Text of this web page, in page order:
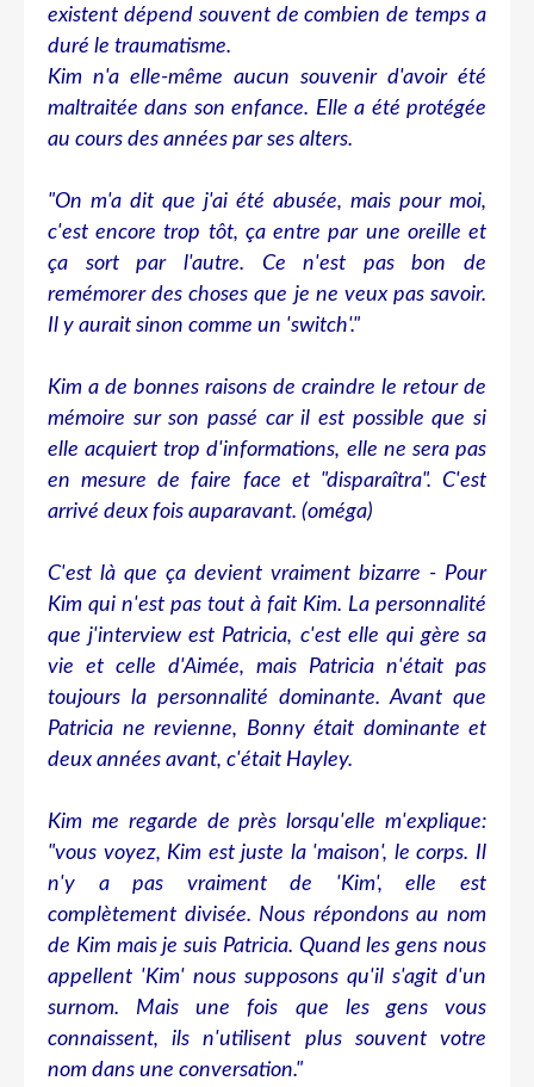
existent dépend souvent de combien de temps a
duré le traumatisme.
Kim n'a elle-même aucun souvenir d'avoir été
maltraitée dans son enfance. Elle a été protégée
au cours des années par ses alters.
"On m'a dit que j'ai été abusée, mais pour moi,
c'est encore trop tôt, ça entre par une oreille et
ça sort par l'autre. Ce n'est pas bon de
remémorer des choses que je ne veux pas savoir.
Il y aurait sinon comme un 'switch'."
Kim a de bonnes raisons de craindre le retour de
mémoire sur son passé car il est possible que si
elle acquiert trop d'informations, elle ne sera pas
en mesure de faire face et "disparaîtra". C'est
arrivé deux fois auparavant. (oméga)
C'est là que ça devient vraiment bizarre - Pour
Kim qui n'est pas tout à fait Kim. La personnalité
que j'interview est Patricia, c'est elle qui gère sa
vie et celle d'Aimée, mais Patricia n'était pas
toujours la personnalité dominante. Avant que
Patricia ne revienne, Bonny était dominante et
deux années avant, c'était Hayley.
Kim me regarde de près lorsqu'elle m'explique:
"vous voyez, Kim est juste la 'maison', le corps. Il
n'y a pas vraiment de 'Kim', elle est
complètement divisée. Nous répondons au nom
de Kim mais je suis Patricia. Quand les gens nous
appellent 'Kim' nous supposons qu'il s'agit d'un
surnom. Mais une fois que les gens vous
connaissent, ils n'utilisent plus souvent votre
nom dans une conversation."